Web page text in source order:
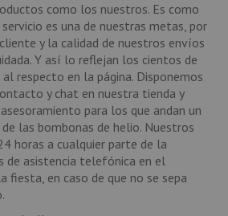
como los nuestros. Es como
es una de nuestras metas, por
y la calidad de nuestros envíos
Y así lo reflejan los cientos de
respecto en la página. Disponemos
y chat en nuestra tienda y
para los que andan un
las bombonas de helio. Nuestros
horas a cualquier parte de la
de asistencia telefónica en el
fiesta, en caso de que no se sepa